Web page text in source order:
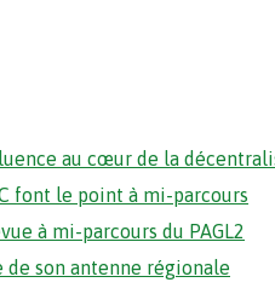
au cœur de la
font le point à mi-parcours
à mi-parcours du PAGL2
de son antenne régionale